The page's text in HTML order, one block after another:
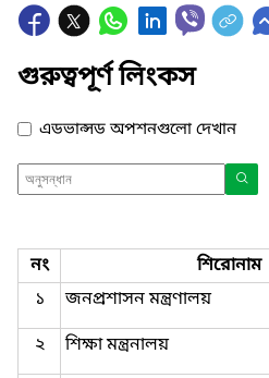
গুরুত্বপূর্ণ লিংকস
এডভান্সড অপশনগুলো দেখান
নং শিরোনাম
১
জনপ্রশাসন মন্ত্রণালয়
২
শিক্ষা মন্ত্রনালয়